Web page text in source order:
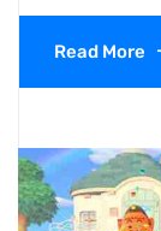
Read More